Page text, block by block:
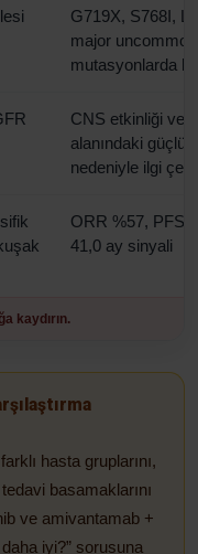
G719X, S768I,
major uncommon
mutasyonlarda
CNS etkinliği ve
alanındaki güçlü
nedeniyle ilgi
ORR %57, PFS
41,0 ay sinyali
kaydırın.
hasta gruplarını,
basamaklarını
ve amivantamab +
iyi?” sorusuna